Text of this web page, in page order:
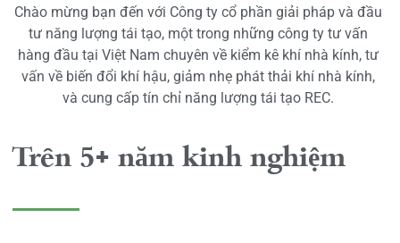
Chào mừng bạn đến với Công ty cổ phần giải pháp và đầu
tư năng lượng tái tạo, một trong những công ty tư vấn
hàng đầu tại Việt Nam chuyên về kiểm kê khí nhà kính, tư
vấn về biến đổi khí hậu, giảm nhẹ phát thải khí nhà kính,
và cung cấp tín chỉ năng lượng tái tạo REC.
Trên 5+ năm kinh nghiệm